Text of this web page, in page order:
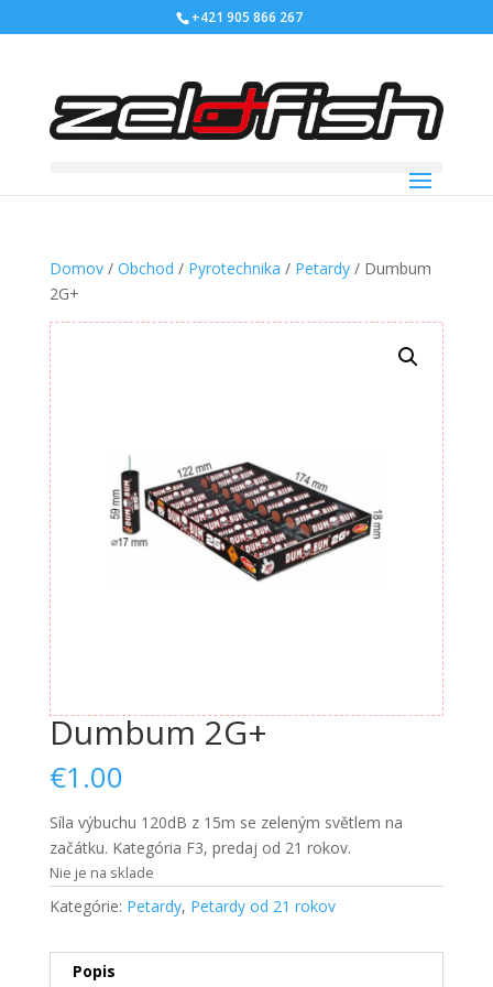
+421 905 866 267
Domov/ Obchod / Pyrotechnika / Petardy/ Dumbum
2G+
Dumbum 2G+
€1.00
Síla výbuchu 120dB z 15m se zeleným světlem na
začátku. Kategória F3, predaj od 21 rokov.
Nie je na sklade
Kategórie: Petardy, Petardy od 21 rokov
Popis
Tieto súbory
fungovanie
webovej
Aby sme